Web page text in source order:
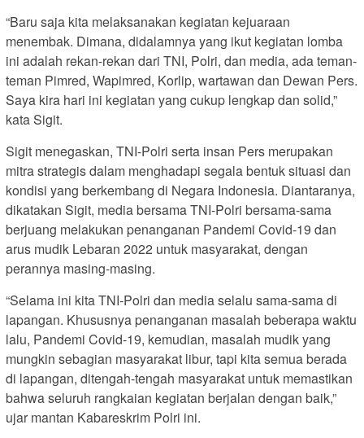
“Baru saja kita melaksanakan kegiatan kejuaraan
menembak. Dimana, didalamnya yang ikut kegiatan lomba
ini adalah rekan-rekan dari TNI, Polri, dan media, ada teman-
teman Pimred, Wapimred, Korlip, wartawan dan Dewan Pers.
Saya kira hari ini kegiatan yang cukup lengkap dan solid,”
kata Sigit.
Sigit menegaskan, TNI-Polri serta insan Pers merupakan
mitra strategis dalam menghadapi segala bentuk situasi dan
kondisi yang berkembang di Negara Indonesia. Diantaranya,
dikatakan Sigit, media bersama TNI-Polri bersama-sama
berjuang melakukan penanganan Pandemi Covid-19 dan
arus mudik Lebaran 2022 untuk masyarakat, dengan
perannya masing-masing.
“Selama ini kita TNI-Polri dan media selalu sama-sama di
lapangan. Khususnya penanganan masalah beberapa waktu
lalu, Pandemi Covid-19, kemudian, masalah mudik yang
mungkin sebagian masyarakat libur, tapi kita semua berada
di lapangan, ditengah-tengah masyarakat untuk memastikan
bahwa seluruh rangkaian kegiatan berjalan dengan baik,”
ujar mantan Kabareskrim Polri ini.